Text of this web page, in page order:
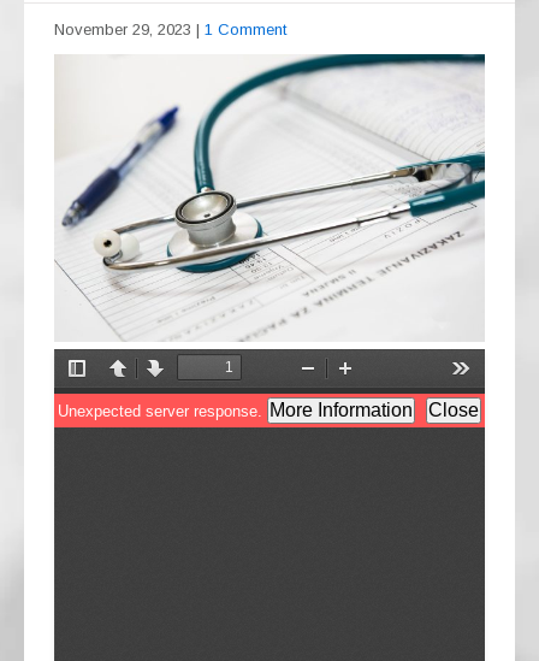
November 29, 2023 | 1 Comment